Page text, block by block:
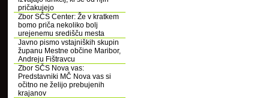
pričakujejo
Zbor SČS Center: Že v kratkem
bomo priča nekoliko bolj
urejenemu središču mesta
Javno pismo vstajniških skupin
županu Mestne občine Maribor,
Andreju Fištravcu
Zbor SČS Nova vas:
Predstavniki MČ Nova vas si
očitno ne želijo prebujenih
krajanov